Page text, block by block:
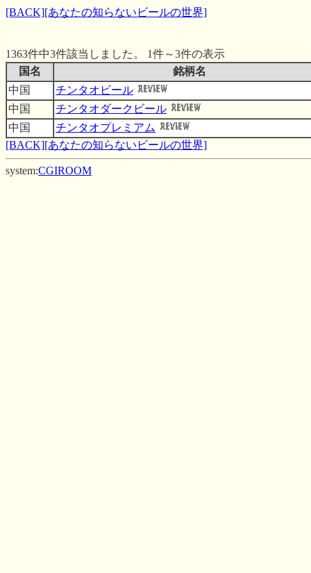
[BACK][あなたの知らないビールの世界]
1363件中3件該当しました。 1件～3件の表示
国名
銘柄名
中国
チンタオビール
中国
チンタオダークビール
中国
チンタオプレミアム
[BACK][あなたの知らないビールの世界]
system:CGIROOM